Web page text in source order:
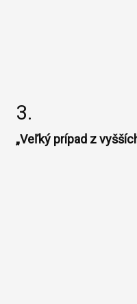
3.
„Veľký prípad z